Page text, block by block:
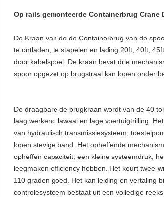
Op rails gemonteerde Containerbrug Crane
De Kraan van de de Containerbrug van de
te ontladen, te stapelen en lading 20ft, 40ft,
door kabelspoel. De kraan bevat drie
spoor opgezet op brugstraal kan lopen onder
De draagbare de brugkraan wordt van de 40
laag werkend lawaai en lage voertuigtrilling.
van hydraulisch transmissiesysteem,
lopen stevige band. Het opheffende
opheffen capaciteit, een kleine systeemdruk,
leegmaken efficiency hebben. Het keurt twee-
110 graden goed. Het kan leiding en vertaling
controlesysteem bestaat uit een volledige